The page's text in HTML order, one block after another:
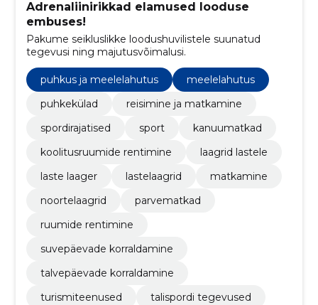
Adrenaliinirikkad elamused looduse
embuses!
Pakume seikluslikke loodushuvilistele suunatud
tegevusi ning majutusvõimalusi.
puhkus ja meelelahutus
meelelahutus
puhkekülad
reisimine ja matkamine
spordirajatised
sport
kanuumatkad
koolitusruumide rentimine
laagrid lastele
laste laager
lastelaagrid
matkamine
noortelaagrid
parvematkad
ruumide rentimine
suvepäevade korraldamine
talvepäevade korraldamine
turismiteenused
talispordi tegevused